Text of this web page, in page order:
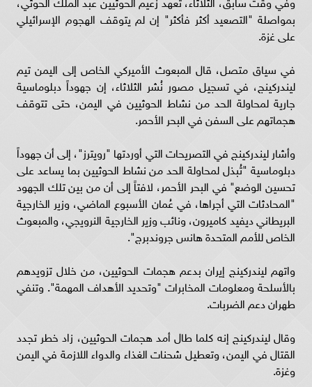
بمواصلة "التصعيد أكثر فأكثر" إن لم يتوقف الهجوم الإسرائيلي
على غزة.
في سياق متصل، قال المبعوث الأميركي الخاص إلى اليمن تيم
ليندركينج، في تسجيل مصور نُشر الثلاثاء، إن جهوداً دبلوماسية
جارية لمحاولة الحد من نشاط الحوثيين في اليمن، حتى تتوقف
هجماتهم على السفن في البحر الأحمر.
وأشار ليندركينج في التصريحات التي أوردتها "رويترز"، إلى أن جهوداً
دبلوماسية "تُبذل لمحاولة الحد من نشاط الحوثيين بما يساعد على
تحسين الوضع" في البحر الأحمر، لافتاً إلى أن من بين تلك الجهود
"المحادثات التي أجراها، في عُمان الأسبوع الماضي، وزير الخارجية
البريطاني ديفيد كاميرون، ونائب وزير الخارجية النرويجي، والمبعوث
الخاص للأمم المتحدة هانس جروندبرج".
واتهم ليندركينج إيران بدعم هجمات الحوثيين، من خلال تزويدهم
بالأسلحة ومعلومات المخابرات "وتحديد الأهداف المهمة". وتنفي
طهران دعم الضربات.
وقال ليندركينج إنه كلما طال أمد هجمات الحوثيين، زاد خطر تجدد
القتال في اليمن، وتعطيل شحنات الغذاء والدواء اللازمة في اليمن
وغزة.